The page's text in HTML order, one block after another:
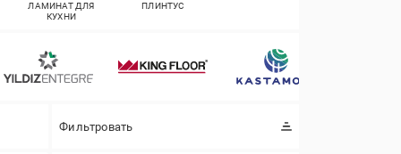
ЛАМИНАТ ДЛЯ
КУХНИ
ПЛИНТУС
Фильтровать